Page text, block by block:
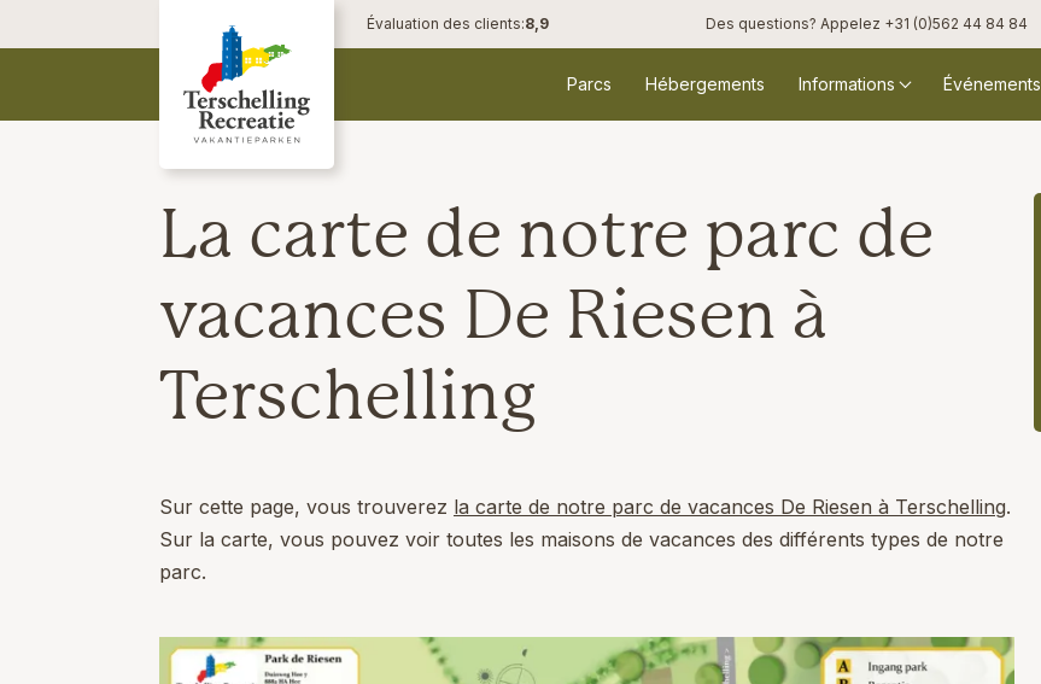
Évaluation des clients:8,9 Des questions? Appelez +31 (0)562 44 84 84
Parcs Hébergements Informations Événements
La carte de notre parc de
vacances De Riesen à
Terschelling
Sur cette page, vous trouverez la carte de notre parc de vacances De Riesen à Terschelling.
Sur la carte, vous pouvez voir toutes les maisons de vacances des différents types de notre
parc.